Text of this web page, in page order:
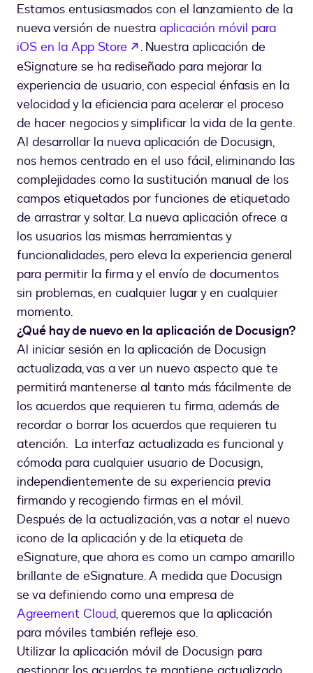
iOS
de
firma
electrónica
DocuSign
Estamos entusiasmados con el lanzamiento de la
nueva versión de nuestra aplicación móvil para
iOS en la App Store
abre em uma nova guia
. Nuestra aplicación de
eSignature se ha rediseñado para mejorar la
experiencia de usuario, con especial énfasis en la
velocidad y la eficiencia para acelerar el proceso
de hacer negocios y simplificar la vida de la gente.
Al desarrollar la nueva aplicación de Docusign,
nos hemos centrado en el uso fácil, eliminando las
complejidades como la sustitución manual de los
campos etiquetados por funciones de etiquetado
de arrastrar y soltar. La nueva aplicación ofrece a
los usuarios las mismas herramientas y
funcionalidades, pero eleva la experiencia general
para permitir la firma y el envío de documentos
sin problemas, en cualquier lugar y en cualquier
momento.
¿Qué hay de nuevo en la aplicación de Docusign?
Al iniciar sesión en la aplicación de Docusign
actualizada, vas a ver un nuevo aspecto que te
permitirá mantenerse al tanto más fácilmente de
los acuerdos que requieren tu firma, además de
recordar o borrar los acuerdos que requieren tu
atención. La interfaz actualizada es funcional y
cómoda para cualquier usuario de Docusign,
independientemente de su experiencia previa
firmando y recogiendo firmas en el móvil.
Después de la actualización, vas a notar el nuevo
icono de la aplicación y de la etiqueta de
eSignature, que ahora es como un campo amarillo
brillante de eSignature. A medida que Docusign
se va definiendo como una empresa de
Agreement Cloud, queremos que la aplicación
para móviles también refleje eso.
Utilizar la aplicación móvil de Docusign para